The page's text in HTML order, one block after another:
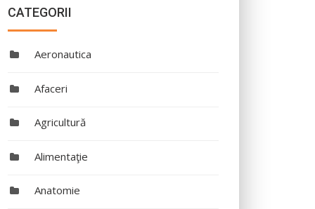
CATEGORII
Aeronautica
Afaceri
Agricultură
Alimentaţie
Anatomie